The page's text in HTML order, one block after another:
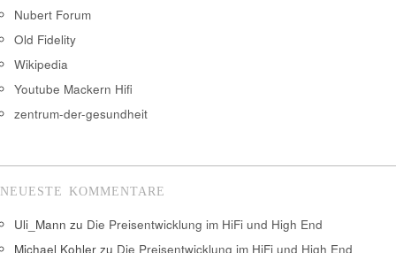
Nubert Forum
Old Fidelity
Wikipedia
Youtube Mackern Hifi
zentrum-der-gesundheit
NEUESTE KOMMENTARE
Uli_Mann zu Die Preisentwicklung im HiFi und High End
Michael Kohler zu Die Preisentwicklung im HiFi und High End